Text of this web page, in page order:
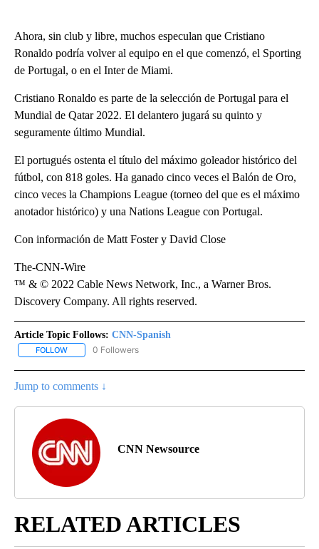
Ahora, sin club y libre, muchos especulan que Cristiano
Ronaldo podría volver al equipo en el que comenzó, el Sporting
de Portugal, o en el Inter de Miami.
Cristiano Ronaldo es parte de la selección de Portugal para el
Mundial de Qatar 2022. El delantero jugará su quinto y
seguramente último Mundial.
El portugués ostenta el título del máximo goleador histórico del
fútbol, con 818 goles. Ha ganado cinco veces el Balón de Oro,
cinco veces la Champions League (torneo del que es el máximo
anotador histórico) y una Nations League con Portugal.
Con información de Matt Foster y David Close
The-CNN-Wire
™ & © 2022 Cable News Network, Inc., a Warner Bros.
Discovery Company. All rights reserved.
Article Topic Follows: CNN-Spanish
FOLLOW FOLLOW "CNN-SPANISH" TO RECEIVE NOTIFICATIONS ABOUT
0 Followers
Jump to comments ↓
CNN Newsource
RELATED ARTICLES